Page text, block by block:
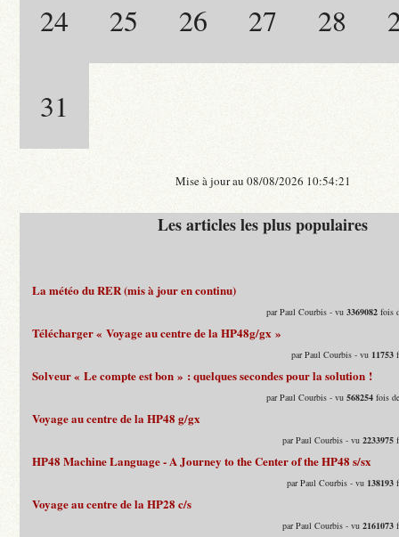
24 25 26 27 28
31
Mise à jour au 08/08/2026 10:54:21
Les articles les plus populaires
La météo du RER (mis à jour en continu)
par Paul Courbis - vu3369082 fois
Télécharger « Voyage au centre de la HP48g/gx »
par Paul Courbis - vu 11753
Solveur « Le compte est bon » : quelques secondes pour la solution !
par Paul Courbis - vu568254 fois
Voyage au centre de la HP48 g/gx
par Paul Courbis - vu2233975
HP48 Machine Language - A Journey to the Center of the HP48 s/sx
par Paul Courbis - vu 138193
Voyage au centre de la HP28 c/s
par Paul Courbis - vu2161073